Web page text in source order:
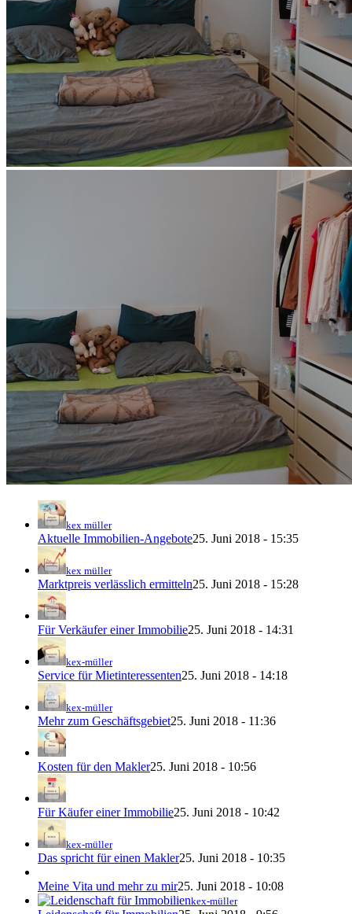
kex müller
Aktuelle Immobilien-Angebote25. Juni 2018 - 15:35
kex müller
Marktpreis verlässlich ermitteln25. Juni 2018 - 15:28
Für Verkäufer einer Immobilie25. Juni 2018 - 14:31
kex-müller
Service für Mietinteressenten25. Juni 2018 - 14:18
kex-müller
Mehr zum Geschäftsgebiet25. Juni 2018 - 11:36
Kosten für den Makler25. Juni 2018 - 10:56
Für Käufer einer Immobilie25. Juni 2018 - 10:42
kex-müller
Das spricht für einen Makler25. Juni 2018 - 10:35
Meine Vita und mehr zu mir25. Juni 2018 - 10:08
kex-müller